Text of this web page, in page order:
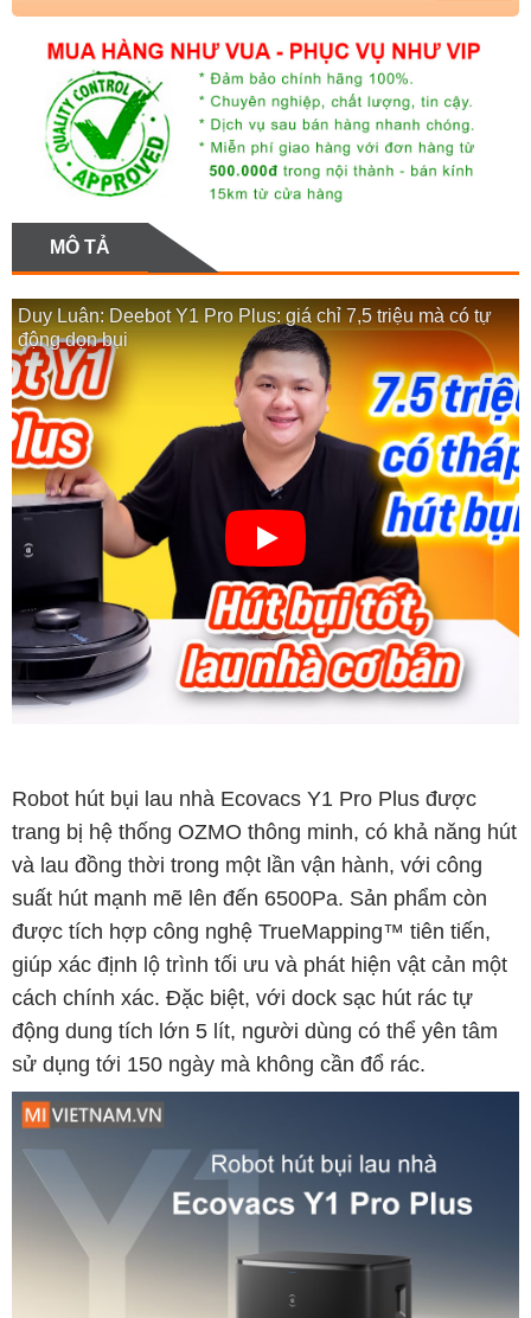
MÔ TẢ
Duy Luân: Deebot Y1 Pro Plus: giá chỉ 7,5 triệu mà có tự
động dọn bụi
Robot hút bụi lau nhà Ecovacs Y1 Pro Plus được
trang bị hệ thống OZMO thông minh, có khả năng hút
và lau đồng thời trong một lần vận hành, với công
suất hút mạnh mẽ lên đến 6500Pa. Sản phẩm còn
được tích hợp công nghệ TrueMapping™ tiên tiến,
giúp xác định lộ trình tối ưu và phát hiện vật cản một
cách chính xác. Đặc biệt, với dock sạc hút rác tự
động dung tích lớn 5 lít, người dùng có thể yên tâm
sử dụng tới 150 ngày mà không cần đổ rác.